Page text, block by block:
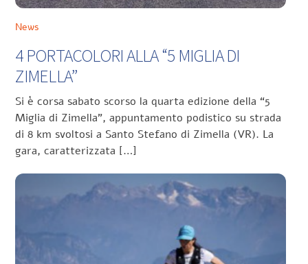
News
4 PORTACOLORI ALLA “5 MIGLIA DI
ZIMELLA”
Si è corsa sabato scorso la quarta edizione della “5
Miglia di Zimella”, appuntamento podistico su strada
di 8 km svoltosi a Santo Stefano di Zimella (VR). La
gara, caratterizzata […]